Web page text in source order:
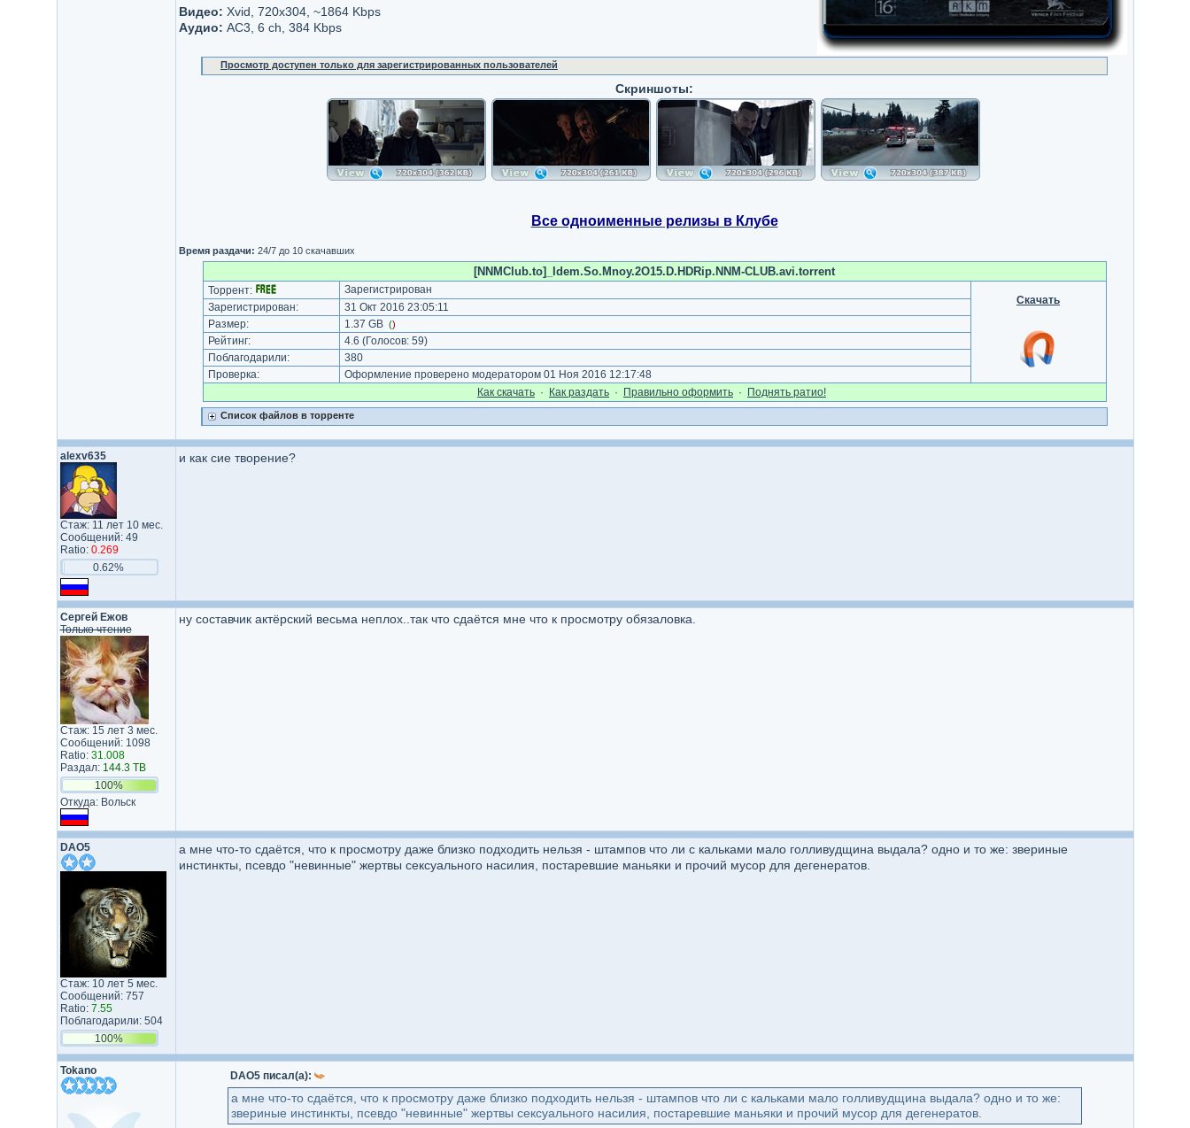
Видео: Xvid, 720x304, ~1864 Kbps
Аудио: AC3, 6 ch, 384 Kbps
Просмотр доступен только для зарегистрированных пользователей
Скриншоты:
Все одноименные релизы в Клубе
Время раздачи: 24/7 до 10 скачавших
[NNMClub.to]_Idem.So.Mnoy.2O15.D.HDRip.NNM-CLUB.avi.torrent
Торрент:
Зарегистрирован
Скачать
Зарегистрирован:
31 Окт 2016 23:05:11
Размер:
1.37 GB ()
Рейтинг: 4.6 (Голосов: 59)
Поблагодарили:
380
Проверка:
Оформление проверено модератором 01 Ноя 2016 12:17:48
Как cкачать · Как раздать · Правильно оформить · Поднять ратио!
Список файлов в торренте
alexv635
Стаж: 11 лет 10 мес.
Сообщений: 49
Ratio: 0.269
0.62%
и как сие творение?
Сергей Ежов
Только чтение
Стаж: 15 лет 3 мес.
Сообщений: 1098
Ratio: 31.008
Раздал: 144.3 TB
100%
Откуда: Вольск
ну составчик актёрский весьма неплох..так что сдаётся мне что к просмотру обязаловка.
DAO5
Стаж: 10 лет 5 мес.
Сообщений: 757
Ratio: 7.55
Поблагодарили: 504
100%
а мне что-то сдаётся, что к просмотру даже близко подходить нельзя - штампов что ли с кальками мало голливудщина выдала? одно и то же: звериные
инстинкты, псевдо "невинные" жертвы сексуального насилия, постаревшие маньяки и прочий мусор для дегенератов.
Tokano DAO5 писал(а):
а мне что-то сдаётся, что к просмотру даже близко подходить нельзя - штампов что ли с кальками мало голливудщина выдала? одно и то же:
звериные инстинкты, псевдо "невинные" жертвы сексуального насилия, постаревшие маньяки и прочий мусор для дегенератов.